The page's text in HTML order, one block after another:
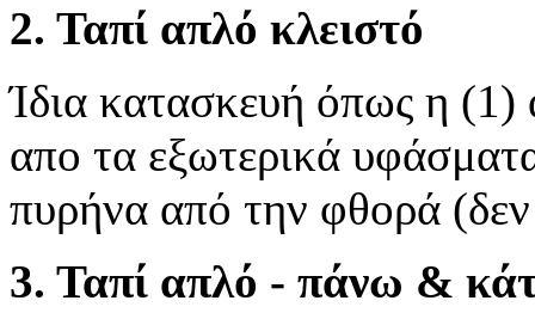
2. Ταπί απλό κλειστό
Ίδια κατασκευή όπως η (1)
απο τα εξωτερικά
πυρήνα από την φθορά
3. Ταπί απλό - πάνω &